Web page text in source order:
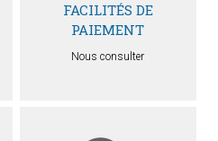
FACILITÉS DE
PAIEMENT
Nous consulter